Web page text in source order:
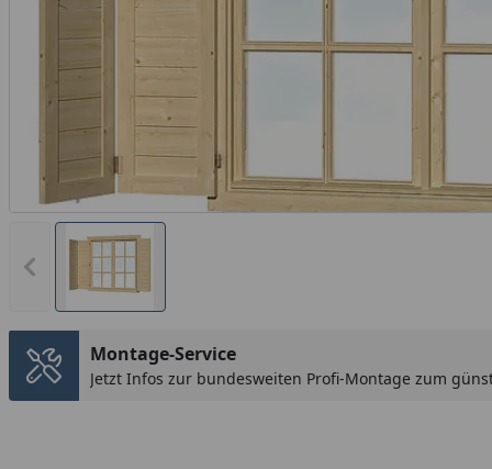
Vorheriges Bild anzeigen
Montage-Service
Jetzt Infos zur bundesweiten Profi-Montage zum